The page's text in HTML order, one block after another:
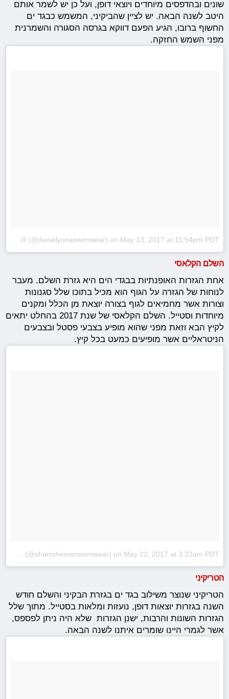
שונים ובהדפסים מיוחדים ויוצאי דופן, ועל כן יש לשמר אותם
היטב לשנה הבאה. יש לציין שהביקיני, המשמש כבגד ים
החשוף ברובו, הגיע הפעם דווקא בגרסה הסגורה והשמרנית
מפני השמש החזקה.
A post shared by DANIEL YONA SWIMWEAR (@danielyonaswimwear) on May 13, 2017 at 11:54pm PDT
השלם הקלאסי
אחת הגזרות האופנתיות בבגדי הים היא גזרת השלם. מעבר
לנוחות של הגזרה על הגוף הוא מכיל בתוכו שלל סגנונות
וצורות אשר מחמיאים לגוף בצורה יוצאת מן הכלל ומקנים
מיוחדות וסטייל. השלם הקלאסי של שנת 2017 בהחלט יתאים
לקיץ הבא וזאת מפני שהוא מופיע בצבעי פסטל ובצבעים
הניטראליים אשר מופיעים כמעט בכל קיץ.
on May 22, 2017 at 3:23am PDT
הטריקיני
הטריקיני שנוצר משילוב בגד ים בגזרת הבקיני והשלם חודש
השנה בגזרות יוצאות דופן, נועזות ומלאות בסטייל. מתוך שלל
הגזרות השונות והרבות, ישנן הגזרות שלא היה ניתן לפספס,
אשר לגמרי היינו שומרים איתנו לשנה הבאה.